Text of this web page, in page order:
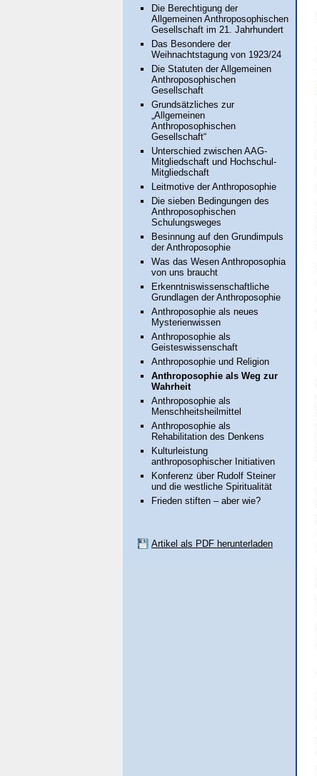
Die Berechtigung der
Allgemeinen Anthroposophischen
Gesellschaft im 21. Jahrhundert
Das Besondere der
Weihnachtstagung von 1923/24
Die Statuten der Allgemeinen
Anthroposophischen
Gesellschaft
Grundsätzliches zur
„Allgemeinen
Anthroposophischen
Gesellschaft“
Unterschied zwischen AAG-
Mitgliedschaft und Hochschul-
Mitgliedschaft
Leitmotive der Anthroposophie
Die sieben Bedingungen des
Anthroposophischen
Schulungsweges
Besinnung auf den Grundimpuls
der Anthroposophie
Was das Wesen Anthroposophia
von uns braucht
Erkenntniswissenschaftliche
Grundlagen der Anthroposophie
Anthroposophie als neues
Mysterienwissen
Anthroposophie als
Geisteswissenschaft
Anthroposophie und Religion
Anthroposophie als Weg zur
Wahrheit
Anthroposophie als
Menschheitsheilmittel
Anthroposophie als
Rehabilitation des Denkens
Kulturleistung
anthroposophischer Initiativen
Konferenz über Rudolf Steiner
und die westliche Spiritualität
Frieden stiften – aber wie?
Artikel als PDF herunterladen